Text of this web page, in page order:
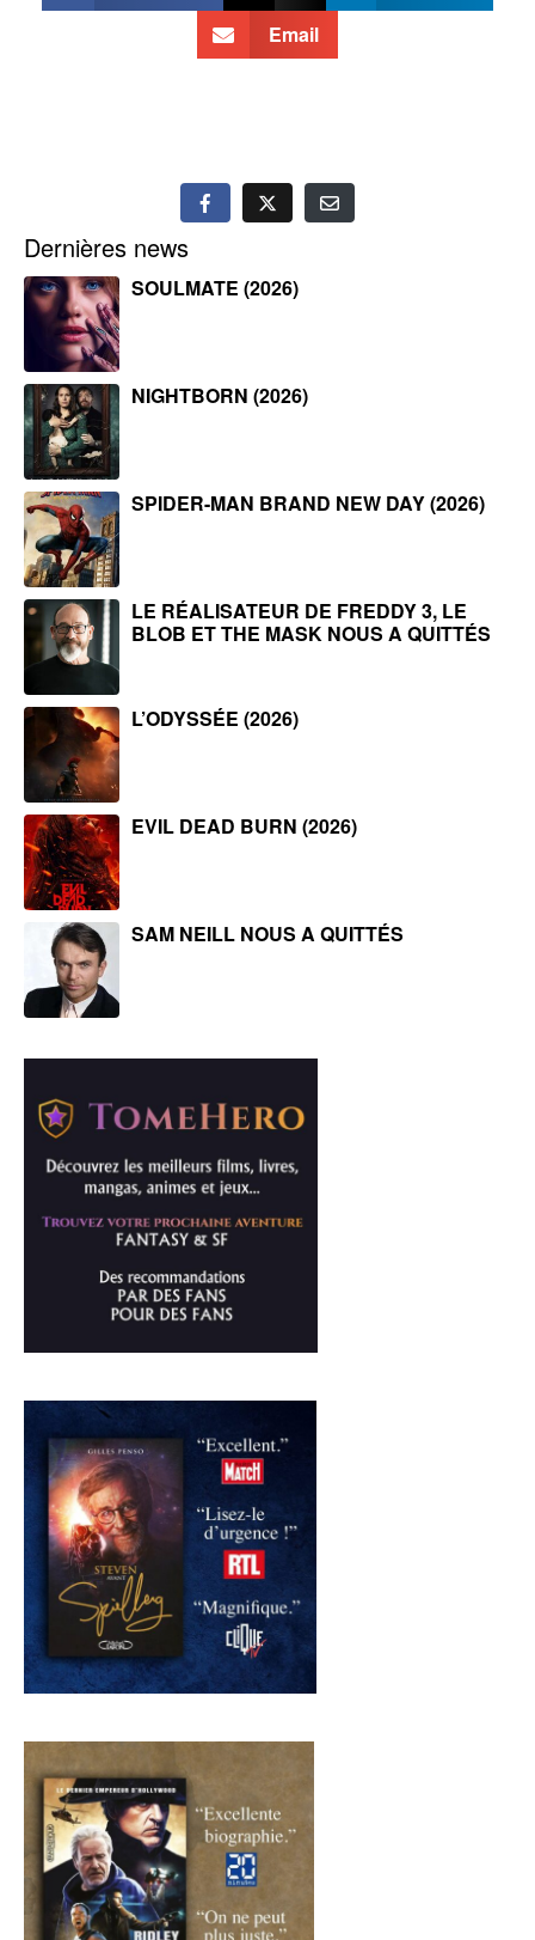
Email
Dernières news
SOULMATE (2026)
NIGHTBORN (2026)
SPIDER-MAN BRAND NEW DAY (2026)
LE RÉALISATEUR DE FREDDY 3, LE
BLOB ET THE MASK NOUS A QUITTÉS
L’ODYSSÉE (2026)
EVIL DEAD BURN (2026)
SAM NEILL NOUS A QUITTÉS